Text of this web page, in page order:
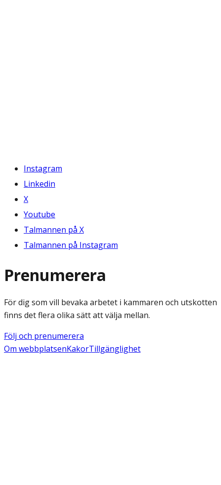
Instagram
Linkedin
X
Youtube
Talmannen på X
Talmannen på Instagram
Prenumerera
För dig som vill bevaka arbetet i kammaren och utskotten
finns det flera olika sätt att välja mellan.
Följ och prenumerera
Om webbplatsenKakorTillgänglighet